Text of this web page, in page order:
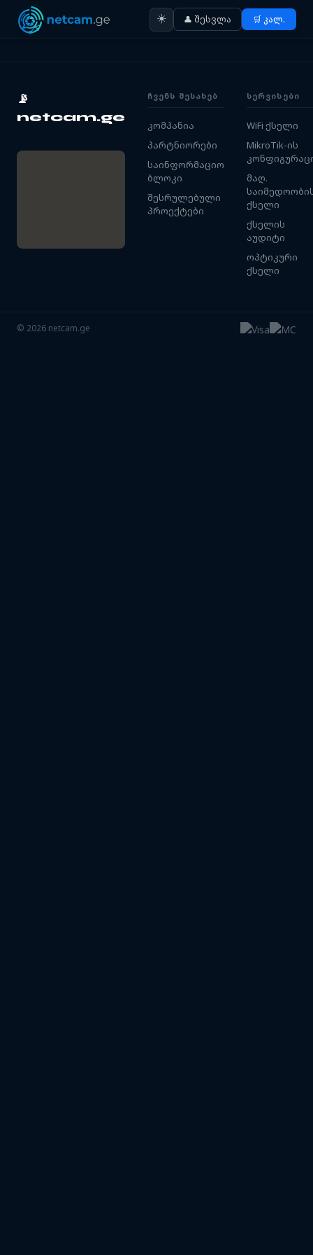
☀️ 👤 შესვლა 🛒 კალ.
📡
netcam.ge
ᲩᲕᲔᲜᲡ ᲨᲔᲡᲐᲮᲔᲑ
კომპანია
პარტნიორები
საინფორმაციო
ბლოკი
შესრულებული
პროექტები
ᲡᲔᲠᲕᲘᲡᲔᲑᲘ
WiFi ქსელი
MikroTik-ის
მაღ.
ქსელი
ქსელის
აუდიტი
ოპტიკური
ქსელი
© 2026 netcam.ge